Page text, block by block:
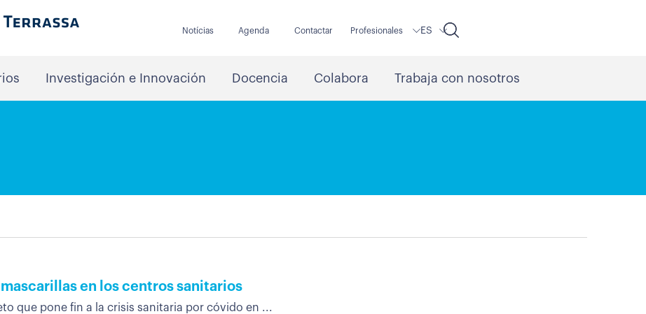
Notícias Agenda Contactar Profesionales ES
Investigación e Innovación Docencia Colabora Trabaja con nosotros
en los centros sanitarios
que pone fin a la crisis sanitaria por cóvido en ...